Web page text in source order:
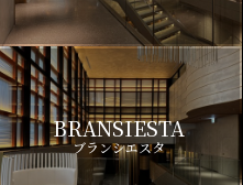
BRANSIESTA
ブランシエスタ